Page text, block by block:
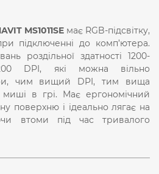
MS1011SEмає RGB-підсвітку,
підключенні до комп’ютера.
роздільної здатності 1200-
7200 DPI, які можна вільно
чим вищий DPI, тим вища
миші в грі. Має ергономічний
поверхню і ідеально лягає на
втоми під час тривалого